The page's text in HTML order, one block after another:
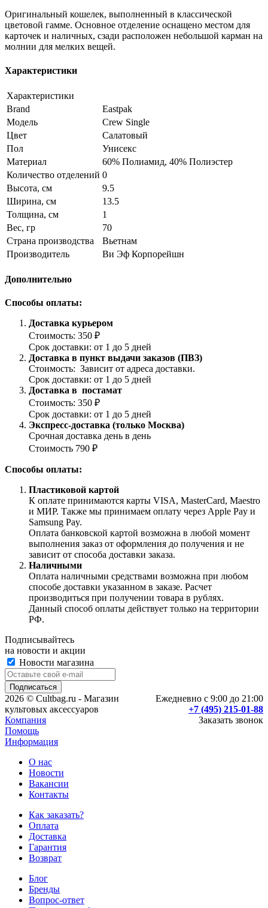
Оригинальный кошелек, выполненный в классической
цветовой гамме. Основное отделение оснащено местом для
карточек и наличных, сзади расположен небольшой карман на
молнии для мелких вещей.
Характеристики
Характеристики
Brand
Eastpak
Модель
Crew Single
Цвет
Салатовый
Пол
Унисекс
Материал
60% Полиамид, 40% Полиэстер
Количество отделений 0
Высота, см
9.5
Ширина, см
13.5
Толщина, см
1
Вес, гр
70
Страна производства
Вьетнам
Производитель
Ви Эф Корпорейшн
Дополнительно
Способы оплаты:
Доставка курьером
Стоимость: 350 ₽
Срок доставки: от 1 до 5 дней
Доставка в пункт выдачи заказов (ПВЗ)
Стоимость: Зависит от адреса доставки.
Срок доставки: от 1 до 5 дней
Доставка в постамат
Стоимость: 350 ₽
Срок доставки: от 1 до 5 дней
Экспресс-доставка (только Москва)
Срочная доставка день в день
Стоимость 790 ₽
Способы оплаты:
Пластиковой картой
К оплате принимаются карты VISA, MasterCard, Maestro
и МИР. Также мы принимаем оплату через Apple Pay и
Samsung Pay.
Оплата банковской картой возможна в любой момент
выполнения заказ от оформления до получения и не
зависит от способа доставки заказа.
Наличными
Оплата наличными средствами возможна при любом
способе доставки указанном в заказе. Расчет
производиться при получении товара в рублях.
Данный способ оплаты действует только на территории
РФ.
Подписывайтесь
на новости и акции
Новости магазина
Ежедневно с 9:00 до 21:00
+7 (495) 215-01-88
Заказать звонок
2026 © Cultbag.ru - Магазин
культовых аксессуаров
Компания
Помощь
Информация
О нас
Новости
Вакансии
Контакты
Как заказать?
Оплата
Доставка
Гарантия
Возврат
Блог
Бренды
Вопрос-ответ